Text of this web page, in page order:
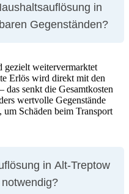
in
Gegenständen?
gezielt weitervermarktet
Erlös wird direkt mit den
senkt die Gesamtkosten
wertvolle Gegenstände
Schäden beim Transport
in Alt-Treptow